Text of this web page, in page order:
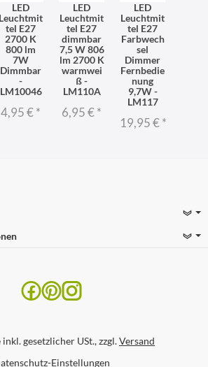
LED
Leuchtmit
tel E27
2700 K
800 lm
7W
Dimmbar
-
LM10046
4,95 €*
LED
Leuchtmit
tel E27
dimmbar
7,5 W 806
lm 2700 K
warmwei
ß -
LM110A
6,95 €*
LED
Leuchtmit
tel E27
Farbwech
sel
Dimmer
Fernbedie
nung
9,7W -
LM117
19,95 €*
gesetzlicher USt., zzgl.Versand
Einstellungen